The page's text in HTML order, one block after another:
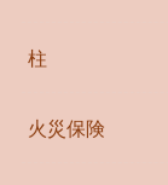
柱
火災保険